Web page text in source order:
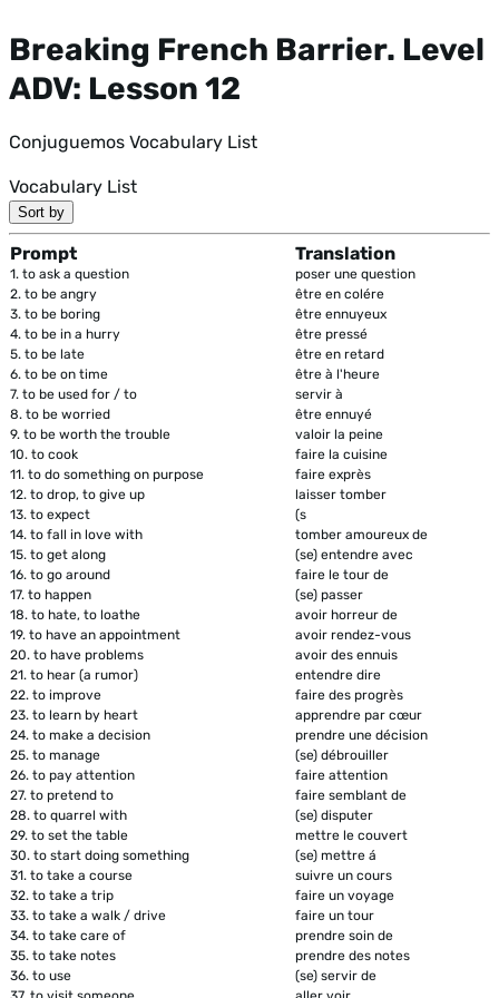
Breaking French Barrier. Level
ADV: Lesson 12
Conjuguemos Vocabulary List
Vocabulary List
Sort by
Prompt Translation
1. to ask a question
poser une question
2. to be angry
être en colére
3. to be boring
être ennuyeux
4. to be in a hurry
être pressé
5. to be late
être en retard
6. to be on time
être à l'heure
7. to be used for / to
servir à
8. to be worried
être ennuyé
9. to be worth the trouble
valoir la peine
10. to cook
faire la cuisine
11. to do something on purpose
faire exprès
12. to drop, to give up
laisser tomber
13. to expect
(s
14. to fall in love with
tomber amoureux de
15. to get along
(se) entendre avec
16. to go around
faire le tour de
17. to happen
(se) passer
18. to hate, to loathe
avoir horreur de
19. to have an appointment
avoir rendez-vous
20. to have problems
avoir des ennuis
21. to hear (a rumor)
entendre dire
22. to improve
faire des progrès
23. to learn by heart
apprendre par cœur
24. to make a decision
prendre une décision
25. to manage
(se) débrouiller
26. to pay attention
faire attention
27. to pretend to
faire semblant de
28. to quarrel with
(se) disputer
29. to set the table
mettre le couvert
30. to start doing something
(se) mettre á
31. to take a course
suivre un cours
32. to take a trip
faire un voyage
33. to take a walk / drive
faire un tour
34. to take care of
prendre soin de
35. to take notes
prendre des notes
36. to use
(se) servir de